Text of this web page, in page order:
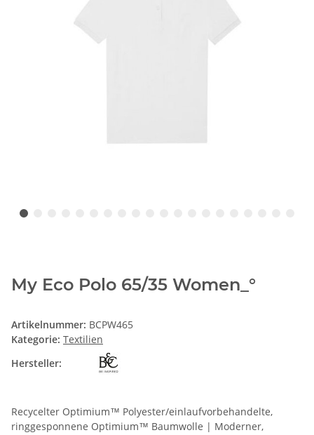
My Eco Polo 65/35 Women_°
Artikelnummer: BCPW465
Kategorie: Textilien
Hersteller:
Recycelter Optimium™ Polyester/einlaufvorbehandelte,
ringgesponnene Optimium™ Baumwolle | Moderner,